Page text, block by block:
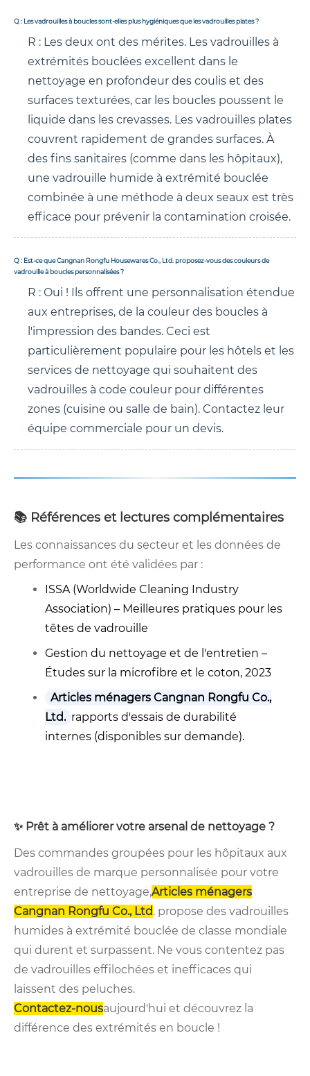
Q : Les vadrouilles à boucles sont-elles plus hygiéniques que les vadrouilles plates ?
R : Les deux ont des mérites. Les vadrouilles à
extrémités bouclées excellent dans le
nettoyage en profondeur des coulis et des
surfaces texturées, car les boucles poussent le
liquide dans les crevasses. Les vadrouilles plates
couvrent rapidement de grandes surfaces. À
des fins sanitaires (comme dans les hôpitaux),
une vadrouille humide à extrémité bouclée
combinée à une méthode à deux seaux est très
efficace pour prévenir la contamination croisée.
Q : Est-ce que Cangnan Rongfu Housewares Co., Ltd. proposez-vous des couleurs de
vadrouille à boucles personnalisées ?
R : Oui ! Ils offrent une personnalisation étendue
aux entreprises, de la couleur des boucles à
l'impression des bandes. Ceci est
particulièrement populaire pour les hôtels et les
services de nettoyage qui souhaitent des
vadrouilles à code couleur pour différentes
zones (cuisine ou salle de bain). Contactez leur
équipe commerciale pour un devis.
📚 Références et lectures complémentaires
Les connaissances du secteur et les données de
performance ont été validées par :
ISSA (Worldwide Cleaning Industry
Association) – Meilleures pratiques pour les
têtes de vadrouille
Gestion du nettoyage et de l'entretien –
Études sur la microfibre et le coton, 2023
Articles ménagers Cangnan Rongfu Co.,
Ltd. rapports d'essais de durabilité
internes (disponibles sur demande).
✨ Prêt à améliorer votre arsenal de nettoyage ?
Des commandes groupées pour les hôpitaux aux
vadrouilles de marque personnalisée pour votre
entreprise de nettoyage,Articles ménagers
Cangnan Rongfu Co., Ltd. propose des vadrouilles
humides à extrémité bouclée de classe mondiale
qui durent et surpassent. Ne vous contentez pas
de vadrouilles effilochées et inefficaces qui
laissent des peluches.
Contactez-nousaujourd'hui et découvrez la
différence des extrémités en boucle !